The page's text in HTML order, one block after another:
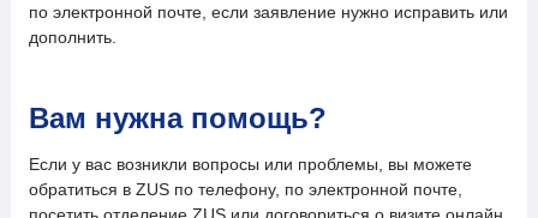
по электронной почте, если заявление нужно исправить или
дополнить.
Вам нужна помощь?
Если у вас возникли вопросы или проблемы, вы можете
обратиться в ZUS по телефону, по электронной почте,
посетить отделение ZUS или договориться о визите онлайн.